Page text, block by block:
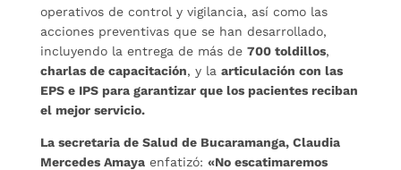
operativos de control y vigilancia, así como las
acciones preventivas que se han desarrollado,
incluyendo la entrega de más de 700 toldillos,
charlas de capacitación, y la articulación con las
EPS e IPS para garantizar que los pacientes reciban
el mejor servicio.
La secretaria de Salud de Bucaramanga, Claudia
Mercedes Amayaenfatizó: «No escatimaremos